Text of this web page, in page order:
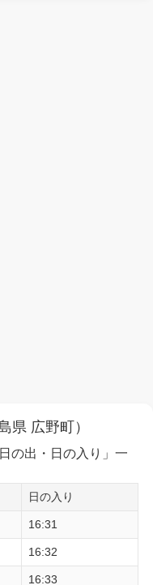
県 広野町）
の出・日の入り」一
日の入り
16:31
16:32
16:33